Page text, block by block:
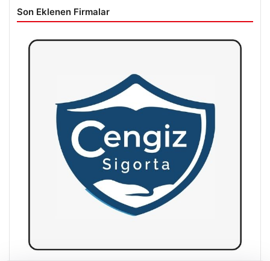
Son Eklenen Firmalar